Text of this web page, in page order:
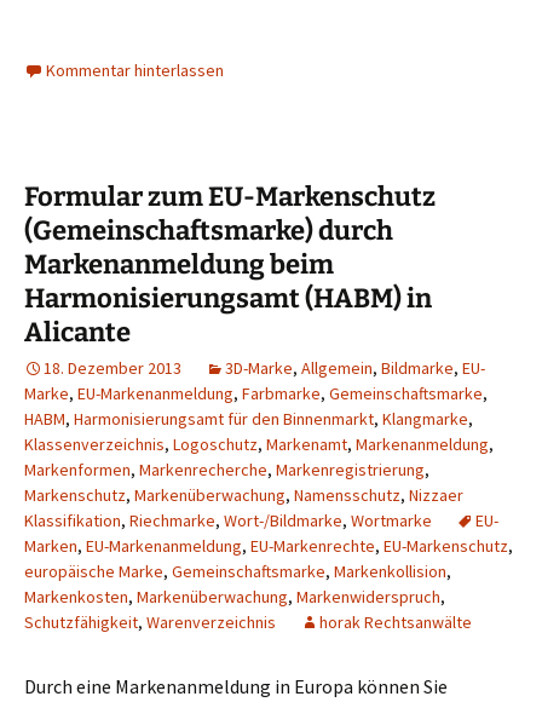
Kommentar hinterlassen
Formular zum EU-Markenschutz
(Gemeinschaftsmarke) durch
Markenanmeldung beim
Harmonisierungsamt (HABM) in
Alicante
18. Dezember 2013 3D-Marke, Allgemein, Bildmarke, EU-
Marke, EU-Markenanmeldung, Farbmarke, Gemeinschaftsmarke,
HABM, Harmonisierungsamt für den Binnenmarkt, Klangmarke,
Klassenverzeichnis, Logoschutz, Markenamt, Markenanmeldung,
Markenformen, Markenrecherche, Markenregistrierung,
Markenschutz, Markenüberwachung, Namensschutz, Nizzaer
Klassifikation, Riechmarke, Wort-/Bildmarke, Wortmarke
EU-
Marken, EU-Markenanmeldung, EU-Markenrechte, EU-Markenschutz,
europäische Marke, Gemeinschaftsmarke, Markenkollision,
Markenkosten, Markenüberwachung, Markenwiderspruch,
Schutzfähigkeit, Warenverzeichnis horak Rechtsanwälte
Durch eine Markenanmeldung in Europa können Sie